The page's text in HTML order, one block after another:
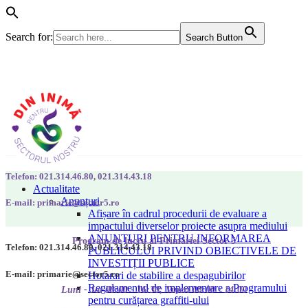
Search for: Search Button
Actualitate
Anunțuri
Afișare în cadrul procedurii de evaluare a
impactului diverselor proiecte asupra mediului
ANUNȚURI PENTRU INFORMAREA
PUBLICULUI PRIVIND OBIECTIVELE DE
INVESTIȚII PUBLICE
Hotarari de stabilire a despagubirilor
Regulamentul de implementare a Programului
pentru curățarea graffiti-ului
Telefon: 021.314.46.80, 021.314.43.18
E-mail: primarie@sector5.ro
Program de lucru al Primăriei Sector 5
Luni - Joi 08:00 - 16:30; Vineri 08:00 - 14:00
Telefon: 021.314.46.80, 021.314.43.18
E-mail: primarie@sector5.ro